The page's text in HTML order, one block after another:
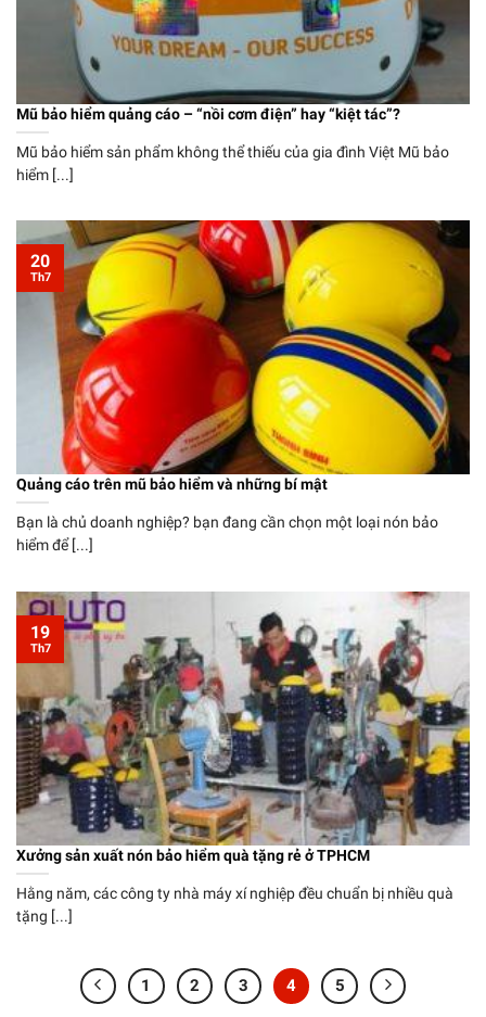
Mũ bảo hiểm quảng cáo – “nồi cơm điện” hay “kiệt tác”?
Mũ bảo hiểm sản phẩm không thể thiếu của gia đình Việt Mũ bảo
hiểm [...]
Quảng cáo trên mũ bảo hiểm và những bí mật
Bạn là chủ doanh nghiệp? bạn đang cần chọn một loại nón bảo
hiểm để [...]
20
Th7
Xưởng sản xuất nón bảo hiểm quà tặng rẻ ở TPHCM
Hằng năm, các công ty nhà máy xí nghiệp đều chuẩn bị nhiều quà
tặng [...]
19
Th7
1 2 3 4 5